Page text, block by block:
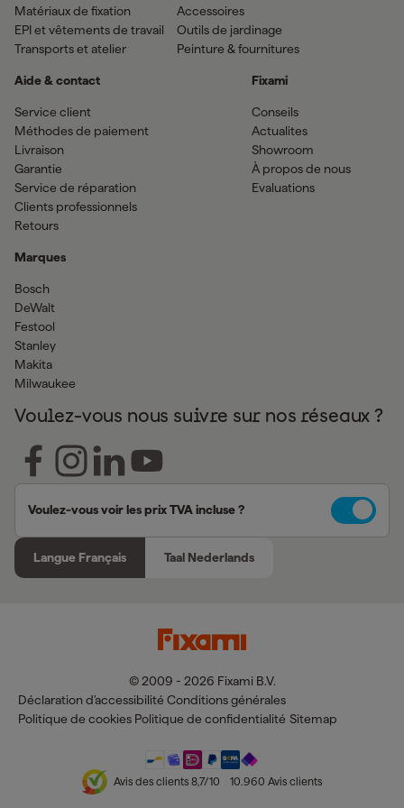
Matériaux de fixation
EPI et vêtements de travail
Transports et atelier
Accessoires
Outils de jardinage
Peinture & fournitures
Aide & contact
Service client
Méthodes de paiement
Livraison
Garantie
Service de réparation
Clients professionnels
Retours
Marques
Bosch
DeWalt
Festool
Stanley
Makita
Milwaukee
Fixami
Conseils
Actualites
Showroom
À propos de nous
Evaluations
Voulez-vous nous suivre sur nos réseaux ?
Voulez-vous voir les prix TVA incluse ?
Langue Français Taal Nederlands
© 2009 - 2026 Fixami B.V.
Déclaration d'accessibilité Conditions générales
Politique de cookies Politique de confidentialité Sitemap
Avis des clients 8,7/10 10.960 Avis clients